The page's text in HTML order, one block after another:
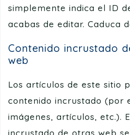
simplemente indica el ID
acabas de editar. Caduca
Contenido incrustado
web
Los artículos de este sitio
contenido incrustado (por
imágenes, artículos, etc.).
incrustado de otras web